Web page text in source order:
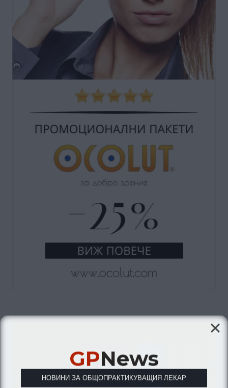
GPNews
НОВИНИ ЗА ОБЩОПРАКТИКУВАЩИЯ ЛЕКАР